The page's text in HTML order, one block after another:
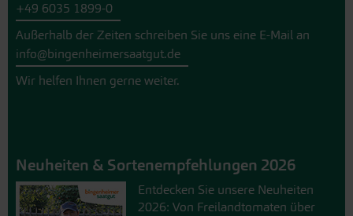
+49 6035 1899-0
Außerhalb der Zeiten schreiben Sie uns eine E-Mail an
info@bingenheimersaatgut.de
Wir helfen Ihnen gerne weiter.
Neuheiten & Sortenempfehlungen 2026
Entdecken Sie unsere Neuheiten
2026: Von Freilandtomaten über